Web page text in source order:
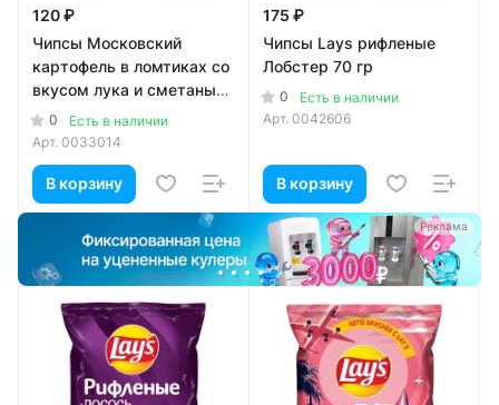
120 ₽
Чипсы Московский
картофель в ломтиках со
вкусом лука и сметаны
60 гр
0
Есть в наличии
Арт. 0033014
В корзину
Реклама
175 ₽
Чипсы Lays рифленые
Лобстер 70 гр
0
Есть в наличии
Арт. 0042606
В корзину